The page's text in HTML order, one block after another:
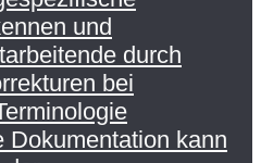
und
durch
bei
Dokumentation kann